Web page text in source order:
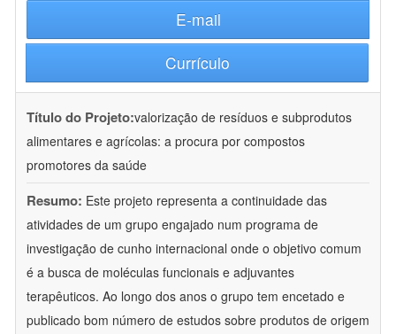
E-mail
Currículo
Título do Projeto:valorização de resíduos e subprodutos
alimentares e agrícolas: a procura por compostos
promotores da saúde
Resumo: Este projeto representa a continuidade das
atividades de um grupo engajado num programa de
investigação de cunho internacional onde o objetivo comum
é a busca de moléculas funcionais e adjuvantes
terapêuticos. Ao longo dos anos o grupo tem encetado e
publicado bom número de estudos sobre produtos de origem